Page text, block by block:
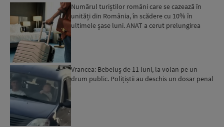
Numărul turiștilor români care se cazează în
unități din România, în scădere cu 10% în
ultimele șase luni. ANAT a cerut prelungirea
Vrancea: Bebeluș de 11 luni, la volan pe un
drum public. Polițiștii au deschis un dosar penal